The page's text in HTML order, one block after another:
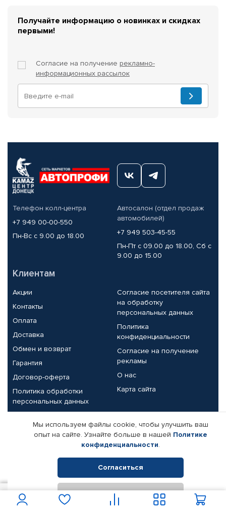
Получайте информацию о новинках и скидках
первыми!
Согласие на получение рекламно-
информационных рассылок
Телефон колл-центра
+7 949 00-00-550
Пн-Вс с 9.00 до 18.00
Автосалон (отдел продаж
автомобилей)
+7 949 503-45-55
Пн-Пт с 09.00 до 18.00, Сб с
9.00 до 15.00
Клиентам
Акции
Контакты
Оплата
Доставка
Обмен и возврат
Гарантия
Договор-оферта
Политика обработки
персональных данных
Согласие посетителя сайта
на обработку
персональных данных
Политика
конфиденциальности
Согласие на получение
рекламы
О нас
Карта сайта
Партнерам
Корпоративным клиентам
Поставщикам
Реквизиты компании
© КАМАЗ ЦЕНТР ДОНЕЦК, 2015-2026. Все права защищены.
Интернет-магазин автомобильных товаров Автопрофи.
Мы используем файлы cookie, чтобы улучшить ваш
опыт на сайте. Узнайте больше в нашей Политике
конфиденциальности.
Согласиться
Отклонить
В корзину